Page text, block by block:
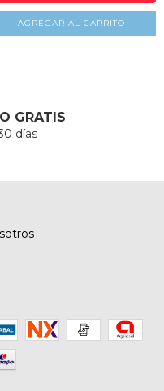
AGREGAR AL CARRITO
GRATIS
días